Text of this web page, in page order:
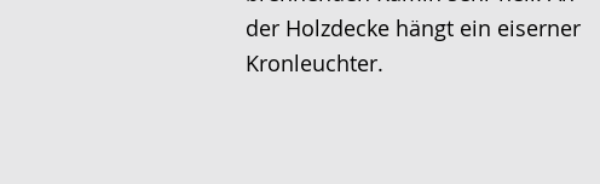
der Holzdecke hängt ein eiserner
Kronleuchter.